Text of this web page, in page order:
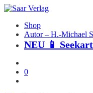
Shop
Autor – H.-Michael
NEU 📱
0